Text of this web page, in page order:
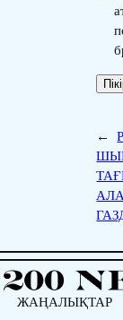
←
ЖАҢАЛЫҚТАР